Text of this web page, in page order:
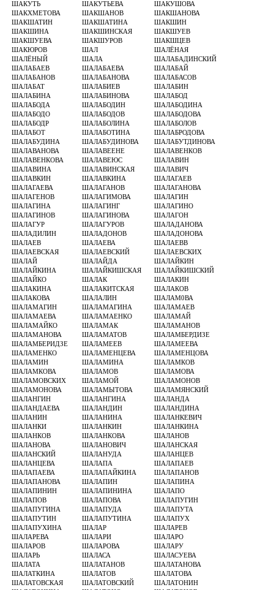
ШАКУТЬ
ШАКУТЬЕВА
ШАКУШОВА
ШАКХМЕТОВА
ШАКШАНОВ
ШАКШАНОВА
ШАКШАТИН
ШАКШАТИНА
ШАКШИН
ШАКШИНА
ШАКШИНСКАЯ
ШАКШУЕВ
ШАКШУЕВА
ШАКШУРОВ
ШАКШЦЕВ
ШАКЮРОВ
ШАЛ
ШАЛЁНАЯ
ШАЛЁНЫЙ
ШАЛА
ШАЛАБАДИНСКИЙ
ШАЛАБАЕВ
ШАЛАБАЕВА
ШАЛАБАЙ
ШАЛАБАНОВ
ШАЛАБАНОВА
ШАЛАБАСОВ
ШАЛАБАТ
ШАЛАБИЕВ
ШАЛАБИН
ШАЛАБИНА
ШАЛАБИНОВА
ШАЛАБОД
ШАЛАБОДА
ШАЛАБОДИН
ШАЛАБОДИНА
ШАЛАБОДО
ШАЛАБОДОВ
ШАЛАБОДОВА
ШАЛАБОДР
ШАЛАБОЛИНА
ШАЛАБОЛОВ
ШАЛАБОТ
ШАЛАБОТИНА
ШАЛАБРОДОВА
ШАЛАБУДИНА
ШАЛАБУДИНОВА
ШАЛАБУТДИНОВА
ШАЛАВАНОВА
ШАЛАВЕЕНЕ
ШАЛАВЕНКОВ
ШАЛАВЕНКОВА
ШАЛАВЕЮС
ШАЛАВИН
ШАЛАВИНА
ШАЛАВИНСКАЯ
ШАЛАВИЧ
ШАЛАВКИН
ШАЛАВКИНА
ШАЛАГАЕВ
ШАЛАГАЕВА
ШАЛАГАНОВ
ШАЛАГАНОВА
ШАЛАГЕНОВ
ШАЛАГИМОВА
ШАЛАГИН
ШАЛАГИНА
ШАЛАГИНГ
ШАЛАГИНО
ШАЛАГИНОВ
ШАЛАГИНОВА
ШАЛАГОН
ШАЛАГУР
ШАЛАГУРОВ
ШАЛАДАНОВА
ШАЛАДИЛИН
ШАЛАДОНОВ
ШАЛАДОНОВА
ШАЛАЕВ
ШАЛАЕВА
ШАЛАЕВВ
ШАЛАЕВСКАЯ
ШАЛАЕВСКИЙ
ШАЛАЕВСКИХ
ШАЛАЙ
ШАЛАЙДА
ШАЛАЙКИН
ШАЛАЙКИНА
ШАЛАЙКИШСКАЯ
ШАЛАЙКИШСКИЙ
ШАЛАЙКО
ШАЛАК
ШАЛАКИН
ШАЛАКИНА
ШАЛАКИТСКАЯ
ШАЛАКОВ
ШАЛАКОВА
ШАЛАЛИН
ШАЛАМ0ВА
ШАЛАМАГИН
ШАЛАМАГИНА
ШАЛАМАЕВ
ШАЛАМАЕВА
ШАЛАМАЕНКО
ШАЛАМАЙ
ШАЛАМАЙКО
ШАЛАМАК
ШАЛАМАНОВ
ШАЛАМАНОВА
ШАЛАМАТОВ
ШАЛАМБЕРДИЗЕ
ШАЛАМБЕРИДЗЕ
ШАЛАМЕЕВ
ШАЛАМЕЕВА
ШАЛАМЕНКО
ШАЛАМЕНЦЕВА
ШАЛАМЕНЦОВА
ШАЛАМИН
ШАЛАМИНА
ШАЛАМКОВ
ШАЛАМКОВА
ШАЛАМОВ
ШАЛАМОВА
ШАЛАМОВСКИХ
ШАЛАМОЙ
ШАЛАМОНОВ
ШАЛАМОНОВА
ШАЛАМЫТОВА
ШАЛАМЯНСКИЙ
ШАЛАНГИН
ШАЛАНГИНА
ШАЛАНДА
ШАЛАНДАЕВА
ШАЛАНДИН
ШАЛАНДИНА
ШАЛАНИН
ШАЛАНИНА
ШАЛАНКЕВИЧ
ШАЛАНКИ
ШАЛАНКИН
ШАЛАНКИНА
ШАЛАНКОВ
ШАЛАНКОВА
ШАЛАНОВ
ШАЛАНОВА
ШАЛАНОВИЧ
ШАЛАНСКАЯ
ШАЛАНСКИЙ
ШАЛАНУДА
ШАЛАНЦЕВ
ШАЛАНЦЕВА
ШАЛАПА
ШАЛАПАЕВ
ШАЛАПАЕВА
ШАЛАПАЙКИНА
ШАЛАПАНОВ
ШАЛАПАНОВА
ШАЛАПИН
ШАЛАПИНА
ШАЛАПИНИН
ШАЛАПИНИНА
ШАЛАПО
ШАЛАПОВ
ШАЛАПОВА
ШАЛАПУГИН
ШАЛАПУГИНА
ШАЛАПУДА
ШАЛАПУТА
ШАЛАПУТИН
ШАЛАПУТИНА
ШАЛАПУХ
ШАЛАПУХИНА
ШАЛАР
ШАЛАРЕВ
ШАЛАРЕВА
ШАЛАРИ
ШАЛАРО
ШАЛАРОВ
ШАЛАРОВА
ШАЛАРУ
ШАЛАРЬ
ШАЛАСА
ШАЛАСУЕВА
ШАЛАТА
ШАЛАТАНОВ
ШАЛАТАНОВА
ШАЛАТКИНА
ШАЛАТОВ
ШАЛАТОВА
ШАЛАТОВСКАЯ
ШАЛАТОВСКИЙ
ШАЛАТОНИН